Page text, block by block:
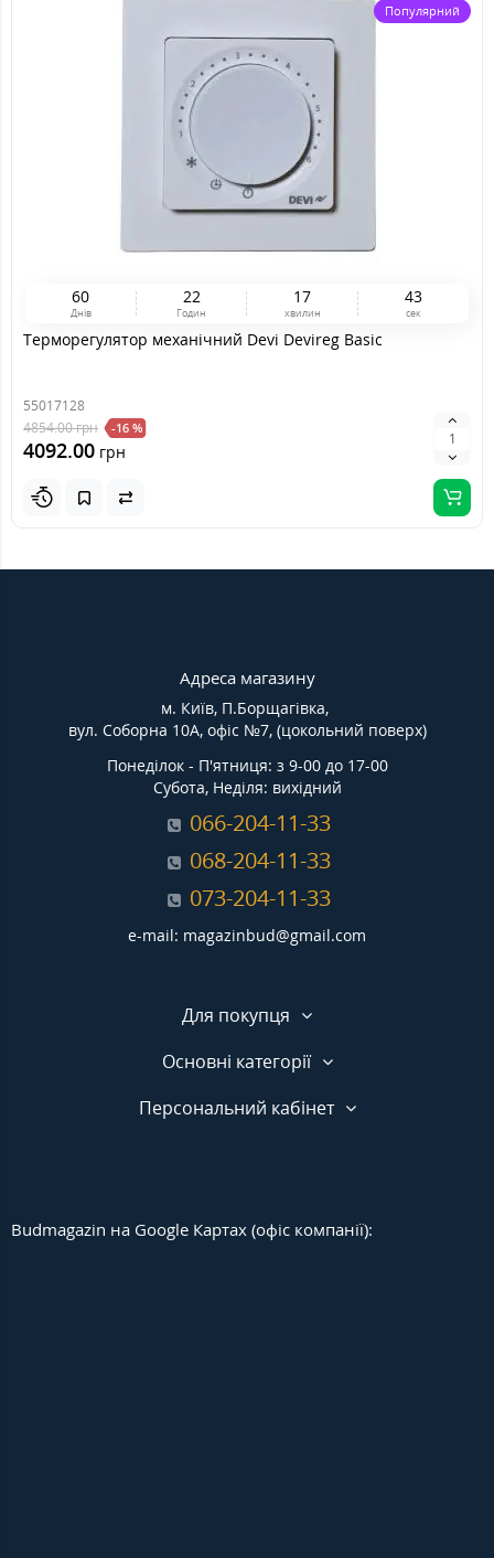
Популярний
60
Днів
22
Годин
17
хвилин
43
сек
Терморегулятор механічний Devi Devireg Basic
55017128
4854.00грн -16 %
4092.00 грн
Адреса магазину
м. Київ, П.Борщагівка,
вул. Соборна 10А, офіс №7, (цокольний поверх)
Понеділок - П'ятниця: з 9-00 до 17-00
Субота, Неділя: вихідний
066-204-11-33
068-204-11-33
073-204-11-33
e-mail: magazinbud@gmail.com
Для покупця
Основні категорії
Персональний кабінет
Budmagazin на Google Картах (офіс компанії):